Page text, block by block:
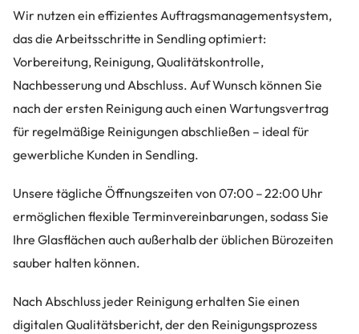
Wir nutzen ein effizientes Auftragsmanagementsystem,
das die Arbeitsschritte in Sendling optimiert:
Vorbereitung, Reinigung, Qualitätskontrolle,
Nachbesserung und Abschluss. Auf Wunsch können Sie
nach der ersten Reinigung auch einen Wartungsvertrag
für regelmäßige Reinigungen abschließen – ideal für
gewerbliche Kunden in Sendling.
Unsere tägliche Öffnungszeiten von 07:00 – 22:00 Uhr
ermöglichen flexible Terminvereinbarungen, sodass Sie
Ihre Glasflächen auch außerhalb der üblichen Bürozeiten
sauber halten können.
Nach Abschluss jeder Reinigung erhalten Sie einen
digitalen Qualitätsbericht, der den Reinigungsprozess